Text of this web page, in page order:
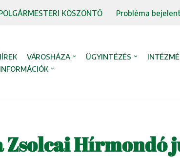
KÖSZÖNTŐ Probléma
VÁROSHÁZA ÜGYINTÉZÉS
Zsolcai Hírmondó